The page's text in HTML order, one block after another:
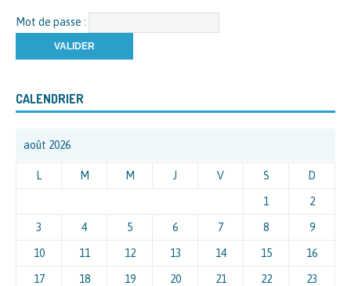
Mot de passe :
CALENDRIER
août 2026
L M M J V S D
1 2
3 4 5 6 7 8 9
10 11 12 13 14 15 16
17 18 19 20 21 22 23